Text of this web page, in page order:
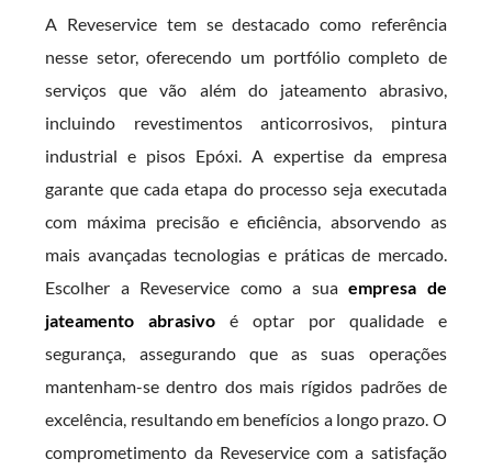
A Reveservice tem se destacado como referência
nesse setor, oferecendo um portfólio completo de
serviços que vão além do jateamento abrasivo,
incluindo revestimentos anticorrosivos, pintura
industrial e pisos Epóxi. A expertise da empresa
garante que cada etapa do processo seja executada
com máxima precisão e eficiência, absorvendo as
mais avançadas tecnologias e práticas de mercado.
Escolher a Reveservice como a suaempresa de
jateamento abrasivoé optar por qualidade e
segurança, assegurando que as suas operações
mantenham-se dentro dos mais rígidos padrões de
excelência, resultando em benefícios a longo prazo. O
comprometimento da Reveservice com a satisfação